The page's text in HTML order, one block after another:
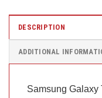
DESCRIPTION
ADDITIONAL
Samsung Galaxy